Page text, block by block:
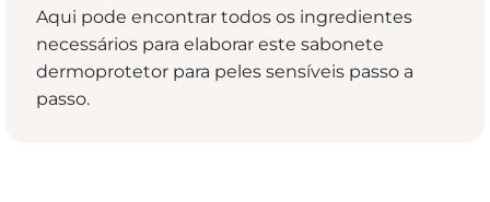
Aqui pode encontrar todos os ingredientes
necessários para elaborar este sabonete
dermoprotetor para peles sensíveis passo a
passo.